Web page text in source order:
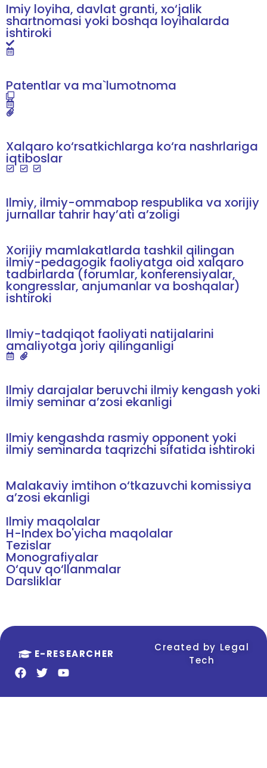
Imiy loyiha, davlat granti, xo‘jalik
shartnomasi yoki boshqa loyihalarda
ishtiroki
Patentlar va ma`lumotnoma
Xalqaro ko‘rsatkichlarga ko‘ra nashrlariga
iqtiboslar
Ilmiy, ilmiy-ommabop respublika va xorijiy
jurnallar tahrir hay’ati a’zoligi
Xorijiy mamlakatlarda tashkil qilingan
ilmiy-pedagogik faoliyatga oid xalqaro
tadbirlarda (forumlar, konferensiyalar,
kongresslar, anjumanlar va boshqalar)
ishtiroki
Ilmiy-tadqiqot faoliyati natijalarini
amaliyotga joriy qilinganligi
Ilmiy darajalar beruvchi ilmiy kengash yoki
ilmiy seminar a’zosi ekanligi
Ilmiy kengashda rasmiy opponent yoki
ilmiy seminarda taqrizchi sifatida ishtiroki
Malakaviy imtihon o‘tkazuvchi komissiya
a’zosi ekanligi
Ilmiy maqolalar
H-Index bo'yicha maqolalar
Tezislar
Monografiyalar
O‘quv qo‘llanmalar
Darsliklar
E-RESEARCHER
Created by Legal
Tech